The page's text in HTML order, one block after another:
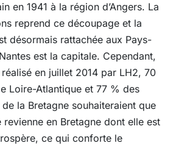
en 1941 à la région d’Angers. La
reprend ce découpage et la
désormais rattachée aux Pays-
est la capitale. Cependant,
en juillet 2014 par LH2, 70
Loire-Atlantique et 77 % des
la Bretagne souhaiteraient que
en Bretagne dont elle est
ce qui conforte le